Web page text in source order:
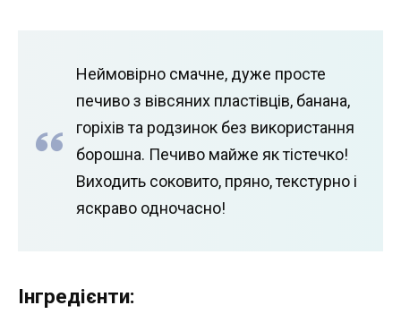
Неймовірно смачне, дуже просте
печиво з вівсяних пластівців, банана,
горіхів та родзинок без використання
борошна. Печиво майже як тістечко!
Виходить соковито, пряно, текстурно і
яскраво одночасно!
Інгредієнти: